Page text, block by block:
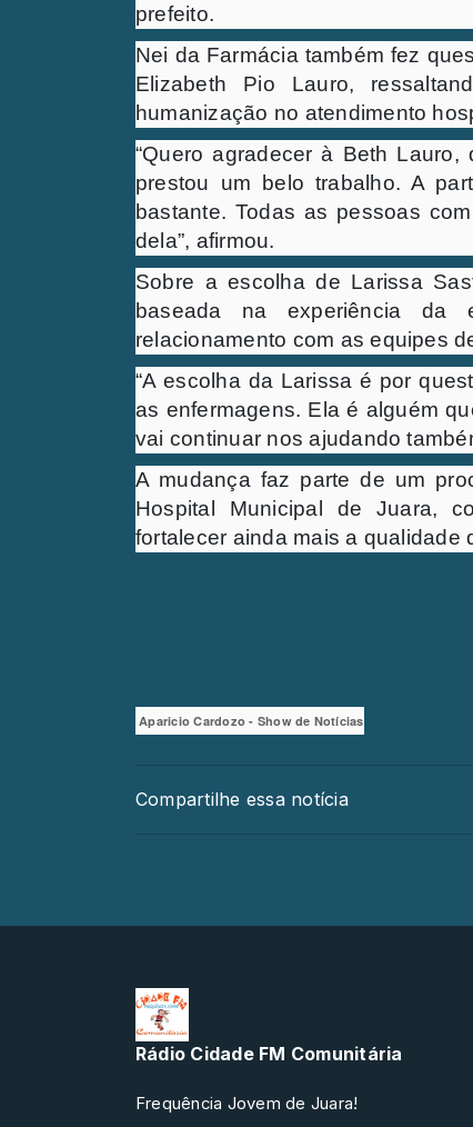
prefeito.
Nei da Farmácia também fez
Elizabeth Pio Lauro,
humanização no atendimento
“Quero agradecer à Beth
prestou um belo trabalho. A
bastante. Todas as pessoas
dela”, afirmou.
Sobre a escolha de Larissa
baseada na experiência
relacionamento com as equipes
“A escolha da Larissa é por
as enfermagens. Ela é alguém
vai continuar nos ajudando
A mudança faz parte de um
Hospital Municipal de Juara,
fortalecer ainda mais a qualidade
Aparicio Cardozo - Show de Notícias
Compartilhe essa notícia
Rádio Cidade FM Comunitária
Frequência Jovem de Juara!